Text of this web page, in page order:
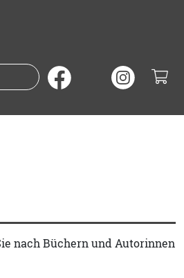
Suche nach Büchern oder
nach Büchern und Autorinnen